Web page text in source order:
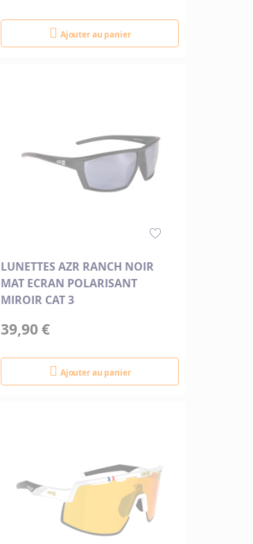
Ajouter au panier
LUNETTES AZR RANCH NOIR
MAT ECRAN POLARISANT
MIROIR CAT 3
39,90 €
Ajouter au panier